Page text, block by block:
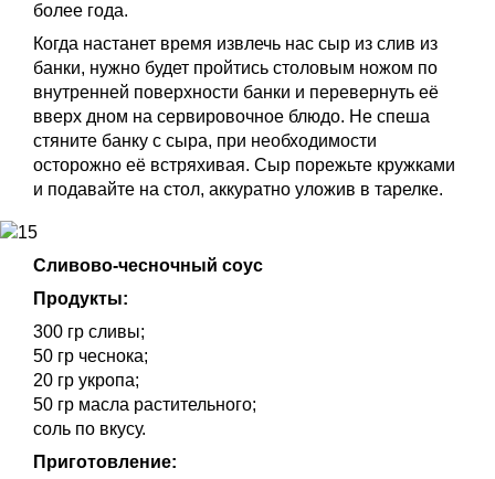
более года.
Когда настанет время извлечь нас сыр из слив из
банки, нужно будет пройтись столовым ножом по
внутренней поверхности банки и перевернуть её
вверх дном на сервировочное блюдо. Не спеша
стяните банку с сыра, при необходимости
осторожно её встряхивая. Сыр порежьте кружками
и подавайте на стол, аккуратно уложив в тарелке.
Сливово-чесночный соус
Продукты:
300 гр сливы;
50 гр чеснока;
20 гр укропа;
50 гр масла растительного;
соль по вкусу.
Приготовление: